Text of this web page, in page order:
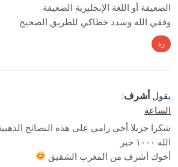
الضعيفة أو اللغة الإنجليزية الضعيفة
وفقي الله وسدد خطاكي للطريق الصحيح
رد
يقول أشرف:
الساعة
شكرا جزيلا أخي رامي على هذه النصائح
الله ١٠٠٠ خير
أخوك أشرف من المغرب الشقيق